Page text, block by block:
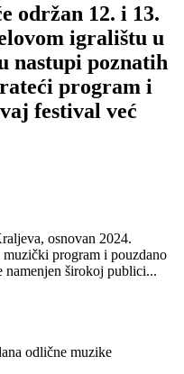
održan 12. i 13.
igralištu u
nastupi poznatih
program i
festival već
osnovan 2024.
program i pouzdano
namenjen širokoj publici...